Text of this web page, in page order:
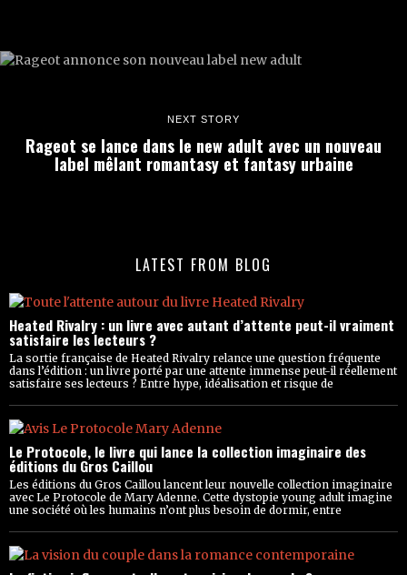
NEXT STORY
Rageot se lance dans le new adult avec un nouveau
label mêlant romantasy et fantasy urbaine
LATEST FROM BLOG
Heated Rivalry : un livre avec autant d’attente peut-il vraiment
satisfaire les lecteurs ?
La sortie française de Heated Rivalry relance une question fréquente
dans l’édition : un livre porté par une attente immense peut-il réellement
satisfaire ses lecteurs ? Entre hype, idéalisation et risque de
Le Protocole, le livre qui lance la collection imaginaire des
éditions du Gros Caillou
Les éditions du Gros Caillou lancent leur nouvelle collection imaginaire
avec Le Protocole de Mary Adenne. Cette dystopie young adult imagine
une société où les humains n’ont plus besoin de dormir, entre